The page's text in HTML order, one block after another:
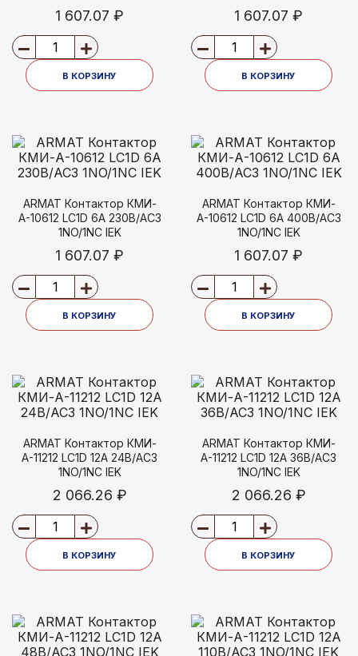
1 607.07 ₽
В КОРЗИНУ
1 607.07 ₽
В КОРЗИНУ
ARMAT Контактор КМИ-
А-10612 LC1D 6А 230В/АС3
1NO/1NC IEK
1 607.07 ₽
В КОРЗИНУ
ARMAT Контактор КМИ-
А-10612 LC1D 6А 400В/АС3
1NO/1NC IEK
1 607.07 ₽
В КОРЗИНУ
ARMAT Контактор КМИ-
А-11212 LC1D 12А 24В/АС3
1NO/1NC IEK
2 066.26 ₽
В КОРЗИНУ
ARMAT Контактор КМИ-
А-11212 LC1D 12А 36В/АС3
1NO/1NC IEK
2 066.26 ₽
В КОРЗИНУ